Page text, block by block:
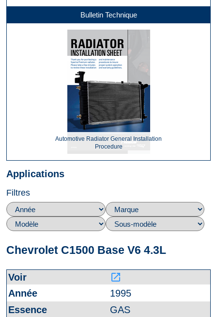
Bulletin Technique
Automotive Radiator General Installation
Procedure
Applications
Filtres
Chevrolet C1500 Base V6 4.3L
launch
1995
GAS